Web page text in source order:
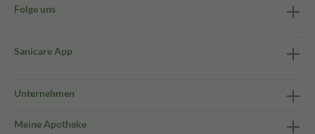
Folge uns
Sanicare App
Unternehmen
Meine Apotheke